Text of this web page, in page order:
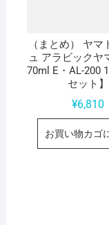
（まとめ） ヤマ
ュ アラビックヤ
70ml E・AL-200
セット】
¥6,810
お買い物カゴ